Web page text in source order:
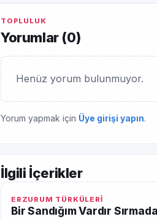
TOPLULUK
Yorumlar (0)
Henüz yorum bulunmuyor.
Yorum yapmak için Üye girişi yapın.
İlgili İçerikler
ERZURUM TÜRKÜLERİ
Bir Sandığım Vardır